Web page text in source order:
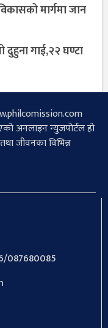
मार्गमा जान
गाई,२२ घण्टा
अनलाइन न्युजपोर्टल हो
जीवनका विभिन्न
087680085